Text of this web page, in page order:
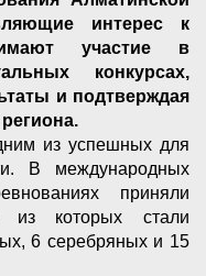
интерес к
участие в
конкурсах,
и подтверждая
из успешных для
В международных
приняли
из которых стали
6 серебряных и 15